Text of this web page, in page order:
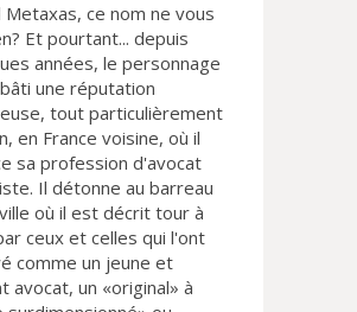
Metaxas, ce nom ne vous
Et pourtant... depuis
années, le personnage
une réputation
tout particulièrement
en France voisine, où il
sa profession d'avocat
Il détonne au barreau
où il est décrit tour à
ceux et celles qui l'ont
comme un jeune et
avocat, un «original» à